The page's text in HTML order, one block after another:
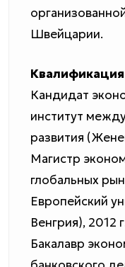
Швейцарии.
Кандидат
институт
развития
Магистр
глобальных
Европейский
Венгрия), 2012
Бакалавр